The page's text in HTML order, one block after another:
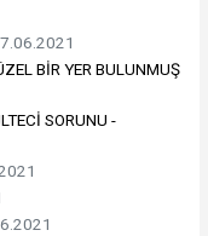
BİR YER BULUNMUŞ
SORUNU -